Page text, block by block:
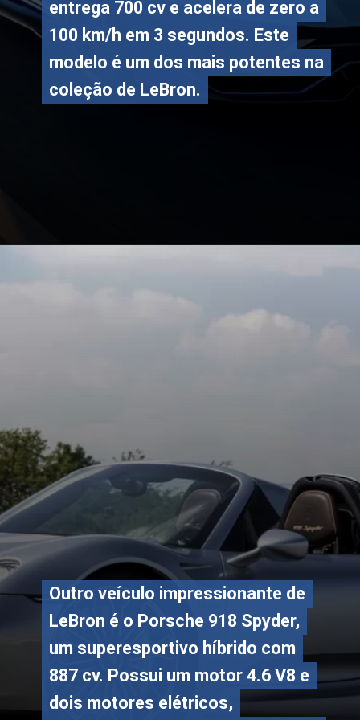
entrega 700 cv e acelera de zero a
100 km/h em 3 segundos. Este
modelo é um dos mais potentes na
coleção de LeBron.
entrega 700 cv e acelera de zero a
100 km/h em 3 segundos. Este
modelo é um dos mais potentes na
coleção de LeBron.
Outro veículo impressionante de
LeBron é o Porsche 918 Spyder,
um superesportivo híbrido com
887 cv. Possui um motor 4.6 V8 e
dois motores elétricos,
Outro veículo impressionante de
LeBron é o Porsche 918 Spyder,
um superesportivo híbrido com
887 cv. Possui um motor 4.6 V8 e
dois motores elétricos,